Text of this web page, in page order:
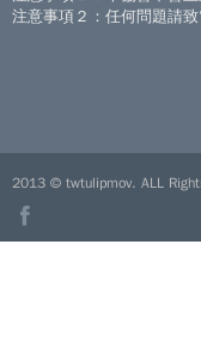
注意事項２：任何問題請
2013 © twtulipmov. ALL